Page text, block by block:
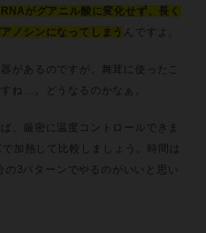
がグアニル酸に変化せず、長く
ノシンになってしまう んですよ。
があるのですが、舞茸に使ったこ
ね…。どうなるのかなぁ。
、厳密に温度コントロールできま
加熱して比較しましょう。時間は
の3パターンでやるのがいいと思い